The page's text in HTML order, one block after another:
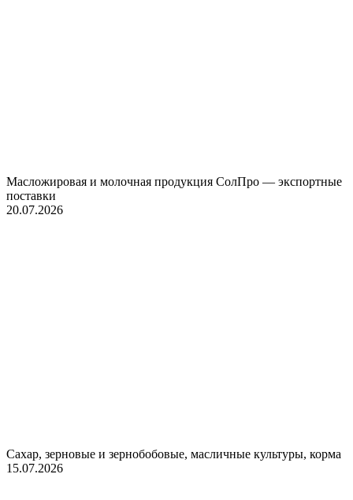
Масложировая и молочная продукция СолПро — экспортные
поставки
20.07.2026
Сахар, зерновые и зернобобовые, масличные культуры, корма
15.07.2026